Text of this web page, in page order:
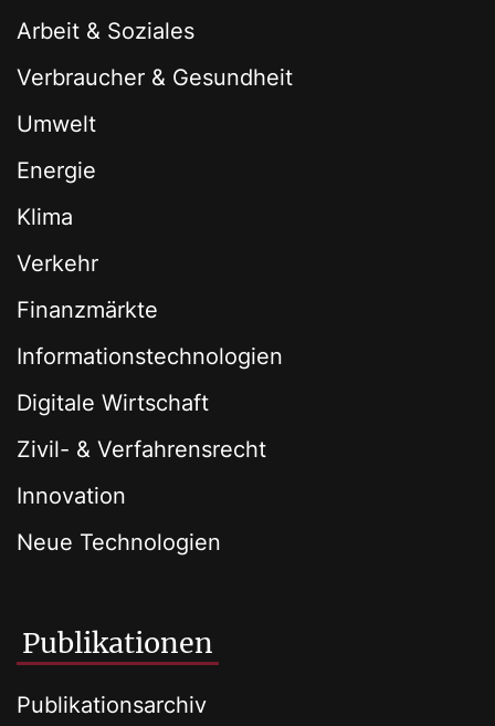
Arbeit & Soziales
Verbraucher & Gesundheit
Umwelt
Energie
Klima
Verkehr
Finanzmärkte
Informationstechnologien
Digitale Wirtschaft
Zivil- & Verfahrensrecht
Innovation
Neue Technologien
Publikationen
Publikationsarchiv